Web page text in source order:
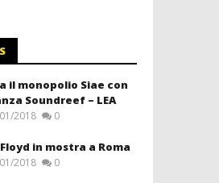
il monopolio Siae con
Soundreef – LEA
2018 0
in mostra a Roma
2018 0